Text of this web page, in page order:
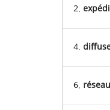
2.
4.
6. réseau